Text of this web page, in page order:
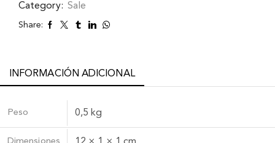
Category: Sale
Share:
INFORMACIÓN ADICIONAL
Peso 0,5 kg